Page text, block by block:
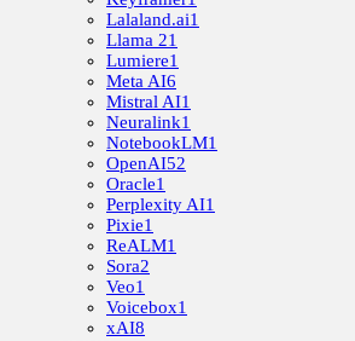
Lalaland.ai1
Llama 21
Lumiere1
Meta AI6
Mistral AI1
Neuralink1
NotebookLM1
OpenAI52
Oracle1
Perplexity AI1
Pixie1
ReALM1
Sora2
Veo1
Voicebox1
xAI8